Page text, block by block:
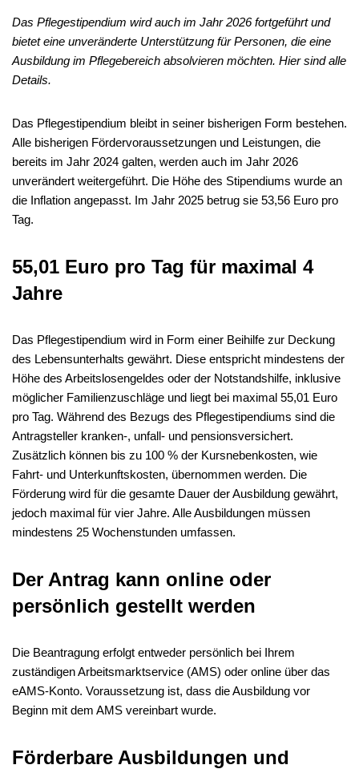
Das Pflegestipendium wird auch im Jahr 2026 fortgeführt und
bietet eine unveränderte Unterstützung für Personen, die eine
Ausbildung im Pflegebereich absolvieren möchten. Hier sind alle
Details.
Das Pflegestipendium bleibt in seiner bisherigen Form bestehen.
Alle bisherigen Fördervoraussetzungen und Leistungen, die
bereits im Jahr 2024 galten, werden auch im Jahr 2026
unverändert weitergeführt. Die Höhe des Stipendiums wurde an
die Inflation angepasst. Im Jahr 2025 betrug sie 53,56 Euro pro
Tag.
55,01 Euro pro Tag für maximal 4
Jahre
Das Pflegestipendium wird in Form einer Beihilfe zur Deckung
des Lebensunterhalts gewährt. Diese entspricht mindestens der
Höhe des Arbeitslosengeldes oder der Notstandshilfe, inklusive
möglicher Familienzuschläge und liegt bei maximal 55,01 Euro
pro Tag. Während des Bezugs des Pflegestipendiums sind die
Antragsteller kranken-, unfall- und pensionsversichert.
Zusätzlich können bis zu 100 % der Kursnebenkosten, wie
Fahrt- und Unterkunftskosten, übernommen werden. Die
Förderung wird für die gesamte Dauer der Ausbildung gewährt,
jedoch maximal für vier Jahre. Alle Ausbildungen müssen
mindestens 25 Wochenstunden umfassen.
Der Antrag kann online oder
persönlich gestellt werden
Die Beantragung erfolgt entweder persönlich bei Ihrem
zuständigen Arbeitsmarktservice (AMS) oder online über das
eAMS-Konto. Voraussetzung ist, dass die Ausbildung vor
Beginn mit dem AMS vereinbart wurde.
Förderbare Ausbildungen und